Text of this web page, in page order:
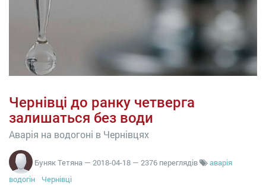
Чернівці до ранку четверга
залишаться без води
Аварія на водогоні в Чернівцях
Буняк Тетяна — 2018-04-18 — 2376 переглядів
аварія
водогін
Чернівці